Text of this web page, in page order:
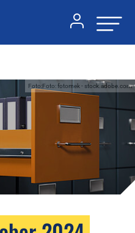
Foto:Foto: fotomek - stock.adobe.com